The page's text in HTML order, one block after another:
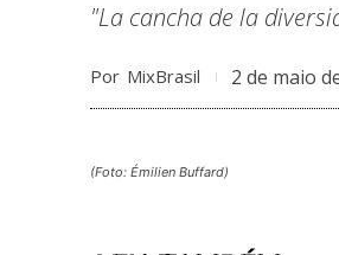
"La cancha de la
Por MixBrasil 2 de maio
(Foto: Émilien Buffard)